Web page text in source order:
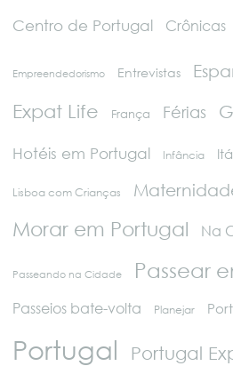
Centro de Portugal Crônicas
Empreendedorismo Entrevistas
Expat Life França Férias
Hotéis em Portugal Infância
Lisboa com Crianças
Morar em Portugal Na
Passeando na Cidade Passear
Passeios bate-volta Planejar
Portugal Portugal